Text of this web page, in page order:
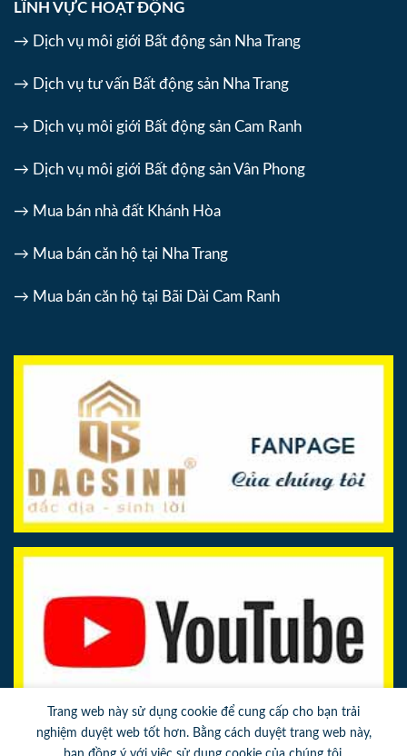
LĨNH VỰC HOẠT ĐỘNG
→ Dịch vụ môi giới Bất động sản Nha Trang
→ Dịch vụ tư vấn Bất động sản Nha Trang
→ Dịch vụ môi giới Bất động sản Cam Ranh
→ Dịch vụ môi giới Bất động sản Vân Phong
→ Mua bán nhà đất Khánh Hòa
→ Mua bán căn hộ tại Nha Trang
→ Mua bán căn hộ tại Bãi Dài Cam Ranh
Trang web này sử dụng cookie để cung cấp cho bạn trải
nghiệm duyệt web tốt hơn. Bằng cách duyệt trang web này,